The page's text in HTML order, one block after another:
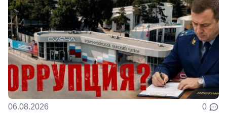
06.08.2026 0